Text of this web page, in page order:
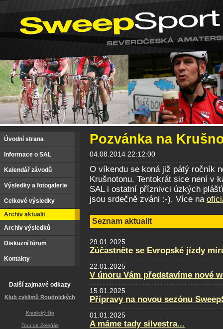
Úvodní strana
Informace o SAL
Kalendář závodů
Výsledky a fotogalerie
Celkové výsledky
Archiv aktualit
Archiv výsledků
Diskuzní fórum
Kontakty
Další zajmavé odkazy
Klub cyklistů Roudnických
Kraslický šíp
Tour de Zeleňák
Pozvánka na
04.08.2014 22:12:00
O víkendu se koná již pátý ročník
Krušnotonu. Tentokrát sice není v
SAL i ostatní příznivci úzkých
jsou srdečně zváni :-). Více na
Seznam aktualit
29.01.2025
Zúčastněte se Evropské jízdy
22.01.2025
V únoru Vám představíme nové
15.01.2025
Přípravy na novou sezónu
01.01.2025
A máme tady silvestra...